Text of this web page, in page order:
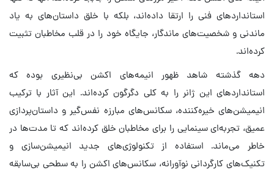
استانداردهای فنی را ارتقا داده‌اند، بلکه با خلق داستان‌های به یاد
ماندنی و شخصیت‌های ماندگار، جایگاه خود را در قلب مخاطبان تثبیت
کرده‌اند.
دهه گذشته شاهد ظهور انیمه‌های اکشن بی‌نظیری بوده که
استانداردهای این ژانر را به کلی دگرگون کرده‌اند. این آثار با ترکیب
انیمیشن‌های خیره‌کننده، سکانس‌های مبارزه نفس‌گیر و داستان‌پردازی
عمیق، تجربه‌ای سینمایی را برای مخاطبان خلق کرده‌اند که تا مدت‌ها در
خاطر می‌ماند. استفاده از تکنولوژی‌های جدید انیمیشن‌سازی و
تکنیک‌های کارگردانی نوآورانه، سکانس‌های اکشن را به سطحی بی‌سابقه